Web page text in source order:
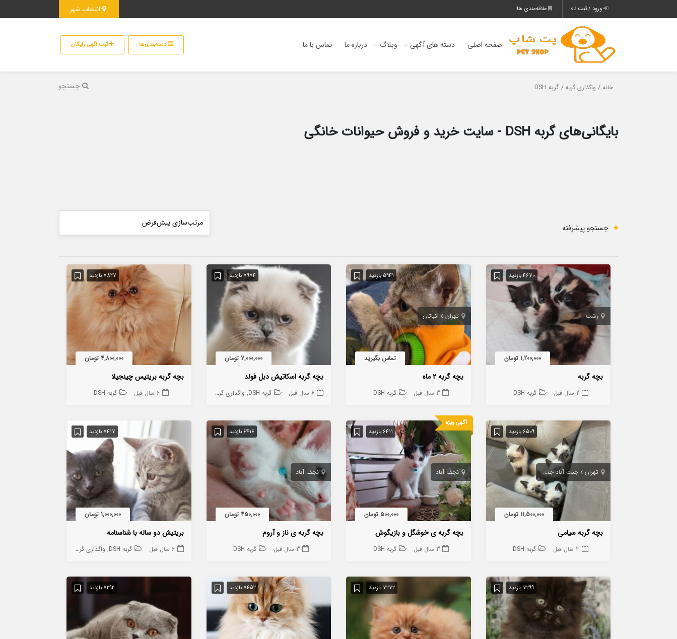
ورود / ثبت نام علاقه‌مندی ها
صفحه اصلی دسته های آگهی وبلاگ درباره ما تماس با ما دسته‌بندی‌ها ثبت اگهی رایگان
جستجو خانه / واگذاری گربه / گربه DSH
بایگانی‌های گربه DSH - سایت خرید و فروش حیوانات خانگی
جستجو پیشرفته
4670 بازدید
رشت
1,200,000 تومان
بچه گربه
2 سال قبل گربه DSH
5941 بازدید
تهران اکباتان
تماس بگیرید
بچه گربه ۲ ماه
3 سال قبل گربه DSH
7974 بازدید
7,000,000 تومان
بچه گربه اسکاتیش دبل فولد
6 سال قبل گربه DSH واگذاری گربه
7827 بازدید
4,800,000 تومان
بچه گربه بریتیس چینجیلا
6 سال قبل گربه DSH
6509 بازدید
تهران جنت آباد جنوبی
11,500,000 تومان
بچه گربه سیامی
3 سال قبل گربه DSH
آگهی ویژه
6411 بازدید
نجف آباد
500,000 تومان
بچه گربه ی خوشگل و بازیگوش
3 سال قبل گربه DSH
6416 بازدید
نجف آباد
450,000 تومان
بچه گربه ی ناز و آروم
3 سال قبل گربه DSH
7417 بازدید
1,000,000 تومان
بریتیش دو ساله با شناسنامه
6 سال قبل گربه DSH واگذاری گربه
7299 بازدید 7272 بازدید 7452 بازدید 7292 بازدید